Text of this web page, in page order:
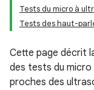
Tests du micro à
Tests des haut-
Cette page décrit
des tests du
proches des